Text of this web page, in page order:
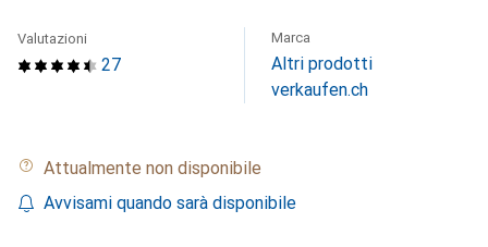
27
Valutazioni Marca
Altri prodotti
verkaufen.ch
Attualmente non disponibile
Avvisami quando sarà disponibile